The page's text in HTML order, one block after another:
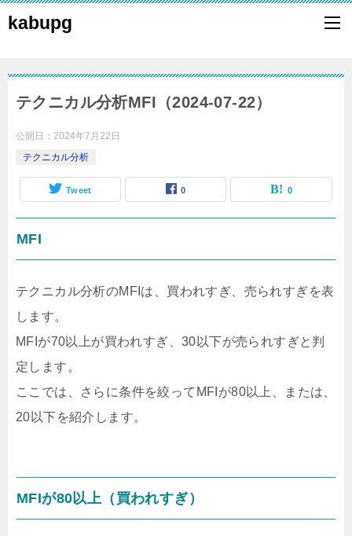
kabupg
テクニカル分析MFI（2024-07-22）
公開日： 2024年7月22日
テクニカル分析
Tweet 0 0
MFI
テクニカル分析のMFIは、買われすぎ、売られすぎを表
します。
MFIが70以上が買われすぎ、30以下が売られすぎと判
定します。
ここでは、さらに条件を絞ってMFIが80以上、または、
20以下を紹介します。
MFIが80以上（買われすぎ）